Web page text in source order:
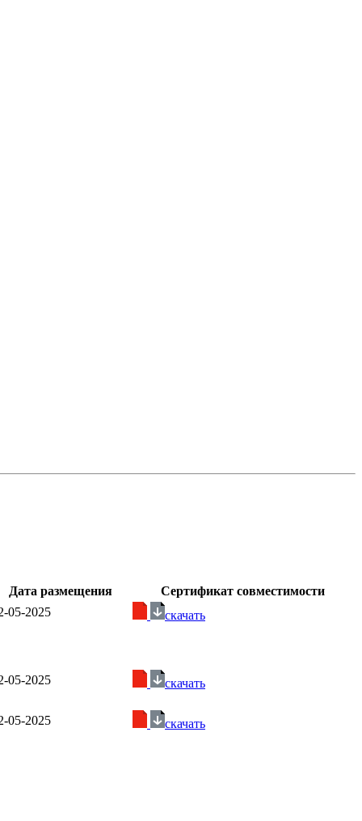
Дата размещения
Сертификат совместимости
05-2025 скачать
05-2025 скачать
05-2025 скачать